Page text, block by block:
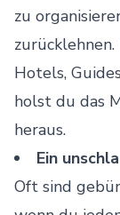
zu
Hotels,
holst du das
heraus.
Ein
Oft sind